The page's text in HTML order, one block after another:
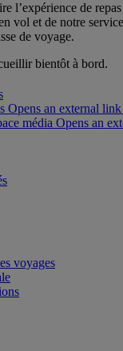
l’expérience de
vol et de notre
de voyage.
bientôt à bord.
Opens an external
média Opens an
voyages